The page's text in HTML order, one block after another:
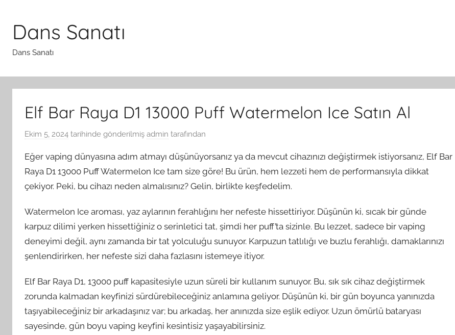
Dans Sanatı
Dans Sanatı
Elf Bar Raya D1 13000 Puff Watermelon Ice Satın Al
Ekim 5, 2024 tarihinde gönderilmiş admin tarafından
Eğer vaping dünyasına adım atmayı düşünüyorsanız ya da mevcut cihazınızı değiştirmek istiyorsanız, Elf Bar
Raya D1 13000 Puff Watermelon Ice tam size göre! Bu ürün, hem lezzeti hem de performansıyla dikkat
çekiyor. Peki, bu cihazı neden almalısınız? Gelin, birlikte keşfedelim.
Watermelon Ice aroması, yaz aylarının ferahlığını her nefeste hissettiriyor. Düşünün ki, sıcak bir günde
karpuz dilimi yerken hissettiğiniz o serinletici tat, şimdi her puff’ta sizinle. Bu lezzet, sadece bir vaping
deneyimi değil, aynı zamanda bir tat yolculuğu sunuyor. Karpuzun tatlılığı ve buzlu ferahlığı, damaklarınızı
şenlendirirken, her nefeste sizi daha fazlasını istemeye itiyor.
Elf Bar Raya D1, 13000 puff kapasitesiyle uzun süreli bir kullanım sunuyor. Bu, sık sık cihaz değiştirmek
zorunda kalmadan keyfinizi sürdürebileceğiniz anlamına geliyor. Düşünün ki, bir gün boyunca yanınızda
taşıyabileceğiniz bir arkadaşınız var; bu arkadaş, her anınızda size eşlik ediyor. Uzun ömürlü bataryası
sayesinde, gün boyu vaping keyfini kesintisiz yaşayabilirsiniz.